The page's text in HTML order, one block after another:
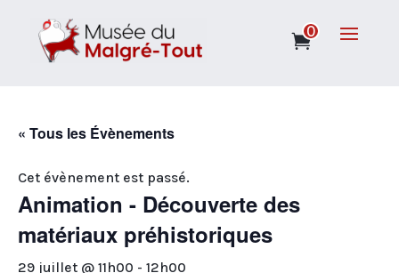
0
« Tous les Évènements
Cet évènement est passé.
Animation - Découverte des
matériaux préhistoriques
29 juillet @ 11h00 - 12h00